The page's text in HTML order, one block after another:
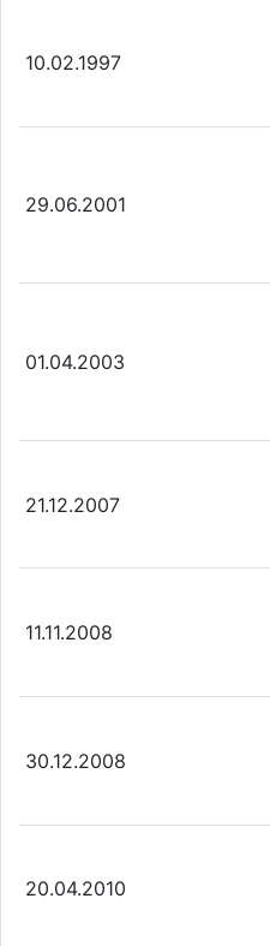
10.02.1997
29.06.2001
01.04.2003
21.12.2007
11.11.2008
30.12.2008
20.04.2010